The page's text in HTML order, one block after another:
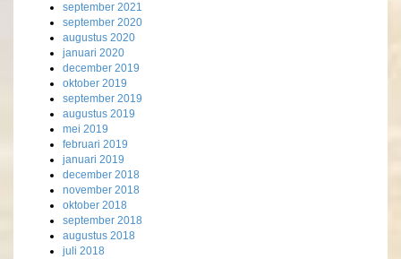
september 2021
september 2020
augustus 2020
januari 2020
december 2019
oktober 2019
september 2019
augustus 2019
mei 2019
februari 2019
januari 2019
december 2018
november 2018
oktober 2018
september 2018
augustus 2018
juli 2018